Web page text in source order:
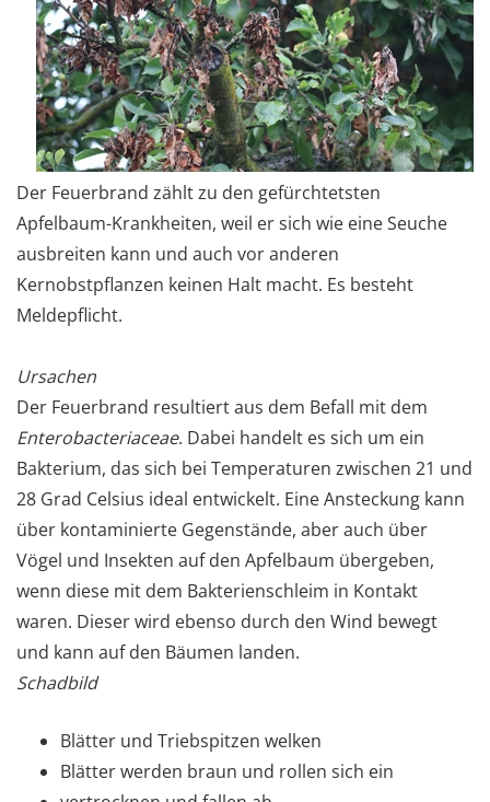
Der Feuerbrand zählt zu den gefürchtetsten
Apfelbaum-Krankheiten, weil er sich wie eine Seuche
ausbreiten kann und auch vor anderen
Kernobstpflanzen keinen Halt macht. Es besteht
Meldepflicht.
Ursachen
Der Feuerbrand resultiert aus dem Befall mit dem
Enterobacteriaceae. Dabei handelt es sich um ein
Bakterium, das sich bei Temperaturen zwischen 21 und
28 Grad Celsius ideal entwickelt. Eine Ansteckung kann
über kontaminierte Gegenstände, aber auch über
Vögel und Insekten auf den Apfelbaum übergeben,
wenn diese mit dem Bakterienschleim in Kontakt
waren. Dieser wird ebenso durch den Wind bewegt
und kann auf den Bäumen landen.
Schadbild
Blätter und Triebspitzen welken
Blätter werden braun und rollen sich ein